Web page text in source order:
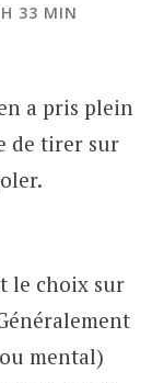
33 MIN
a pris plein
de tirer sur
le choix sur
mental)